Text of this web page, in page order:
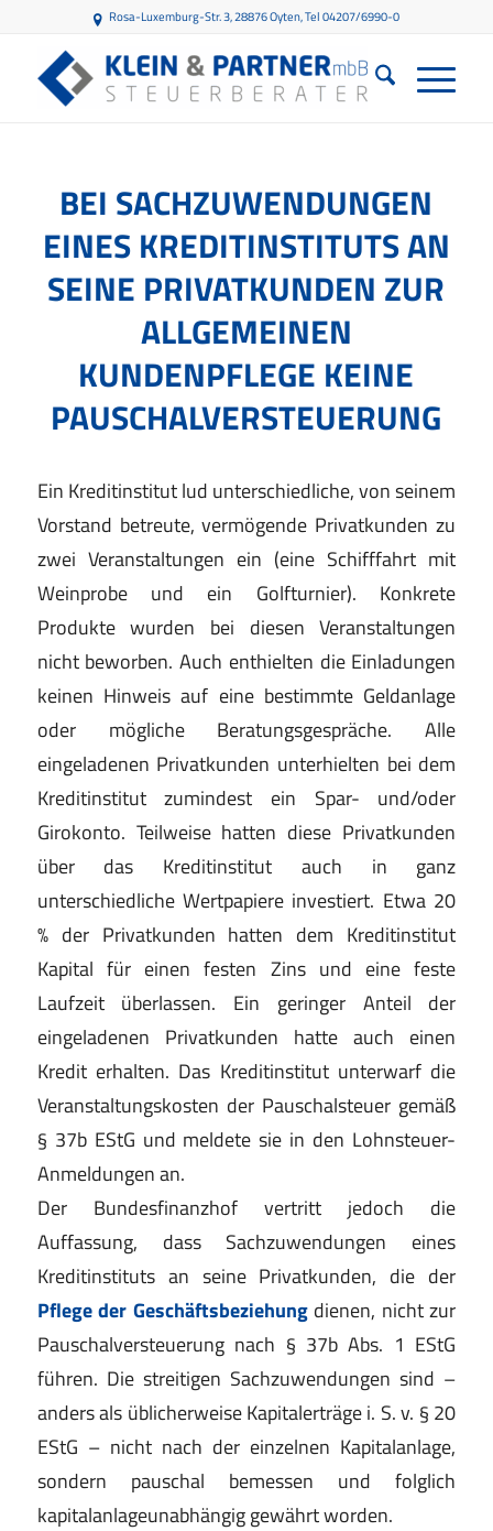
Rosa-Luxemburg-Str. 3, 28876 Oyten, Tel 04207/6990-0
BEI SACHZUWENDUNGEN
EINES KREDITINSTITUTS AN
SEINE PRIVATKUNDEN ZUR
ALLGEMEINEN
KUNDENPFLEGE KEINE
PAUSCHALVERSTEUERUNG
Ein Kreditinstitut lud unterschiedliche, von seinem
Vorstand betreute, vermögende Privatkunden zu
zwei Veranstaltungen ein (eine Schifffahrt mit
Weinprobe und ein Golfturnier). Konkrete
Produkte wurden bei diesen Veranstaltungen
nicht beworben. Auch enthielten die Einladungen
keinen Hinweis auf eine bestimmte Geldanlage
oder mögliche Beratungsgespräche. Alle
eingeladenen Privatkunden unterhielten bei dem
Kreditinstitut zumindest ein Spar- und/oder
Girokonto. Teilweise hatten diese Privatkunden
über das Kreditinstitut auch in ganz
unterschiedliche Wertpapiere investiert. Etwa 20
% der Privatkunden hatten dem Kreditinstitut
Kapital für einen festen Zins und eine feste
Laufzeit überlassen. Ein geringer Anteil der
eingeladenen Privatkunden hatte auch einen
Kredit erhalten. Das Kreditinstitut unterwarf die
Veranstaltungskosten der Pauschalsteuer gemäß
§ 37b EStG und meldete sie in den Lohnsteuer-
Anmeldungen an.
Der Bundesfinanzhof vertritt jedoch die
Auffassung, dass Sachzuwendungen eines
Kreditinstituts an seine Privatkunden, die der
Pflege der Geschäftsbeziehungdienen, nicht zur
Pauschalversteuerung nach § 37b Abs. 1 EStG
führen. Die streitigen Sachzuwendungen sind –
anders als üblicherweise Kapitalerträge i. S. v. § 20
EStG – nicht nach der einzelnen Kapitalanlage,
sondern pauschal bemessen und folglich
kapitalanlageunabhängig gewährt worden.